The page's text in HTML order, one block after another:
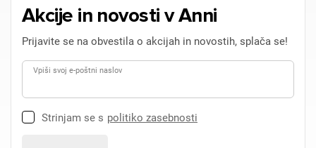
Akcije in novosti v Anni
Prijavite se na obvestila o akcijah in novostih, splača se!
Vpiši svoj e-poštni naslov
Strinjam se s politiko zasebnosti